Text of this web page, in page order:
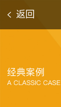
返回